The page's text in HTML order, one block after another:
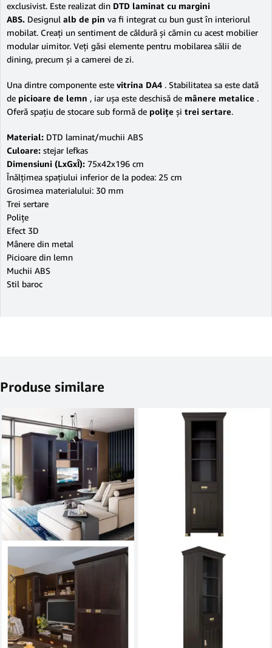
exclusivist. Este realizat din DTD laminat cu margini
ABS. Designul alb de pin va fi integrat cu bun gust în interiorul
mobilat. Creaţi un sentiment de căldură şi cămin cu acest mobilier
modular uimitor. Veţi găsi elemente pentru mobilarea sălii de
dining, precum şi a camerei de zi.
Una dintre componente este vitrina DA4 . Stabilitatea sa este dată
de picioare de lemn , iar uşa este deschisă de mânere metalice .
Oferă spaţiu de stocare sub formă de poliţe şi trei sertare.
Material: DTD laminat/muchii ABS
Culoare: stejar lefkas
Dimensiuni (LxGxÎ): 75x42x196 cm
Înălţimea spaţiului inferior de la podea: 25 cm
Grosimea materialului: 30 mm
Trei sertare
Poliţe
Efect 3D
Mânere din metal
Picioare din lemn
Muchii ABS
Stil baroc
Produse similare